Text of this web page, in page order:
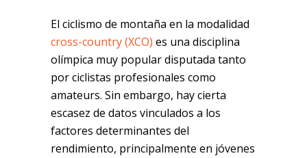
El ciclismo de montaña en la modalidad
cross-country (XCO) es una disciplina
olímpica muy popular disputada tanto
por ciclistas profesionales como
amateurs. Sin embargo, hay cierta
escasez de datos vinculados a los
factores determinantes del
rendimiento, principalmente en jóvenes